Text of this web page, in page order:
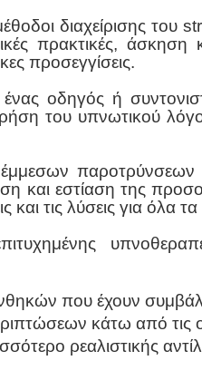
διαχείρισης
πρακτικές,
προσεγγίσεις.
οδηγός ή
του υπνωτικού
παροτρύνσεων
και εστίαση της
και τις λύσεις για
που έχουν
κάτω από τις
ρεαλιστικής